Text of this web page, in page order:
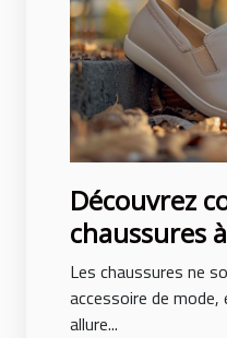
Découvrez
chaussures
peuvent
posture et
Les chaussures ne
accessoire de mode,
allure...